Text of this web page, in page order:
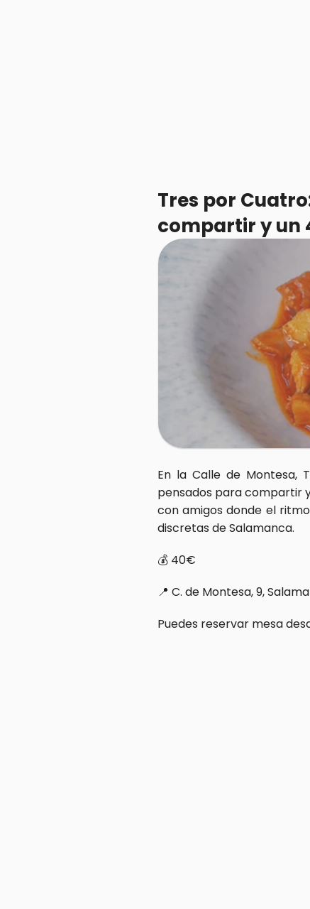
Tres por
compartir y un
En la Calle de Montesa,
pensados para compartir
con amigos donde el
discretas de Salamanca.
💰 40€
📍 C. de Montesa, 9,
Puedes reservar mesa